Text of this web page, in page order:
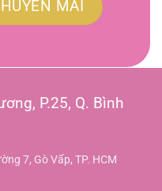
P.25, Q. Bình
7, Gò Vấp, TP. HCM